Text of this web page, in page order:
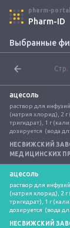
pharm-portal
Pharm-ID
Выбранные
Стр.
ацесоль
раствор для
(натрия хлорид), 2 г
тригидрат), 1 г
дозируется  (вода
НЕСВИЖСКИЙ
МЕДИЦИНСКИХ
ацесоль
раствор для
(натрия хлорид), 2 г
тригидрат), 1 г
дозируется  (вода
НЕСВИЖСКИЙ